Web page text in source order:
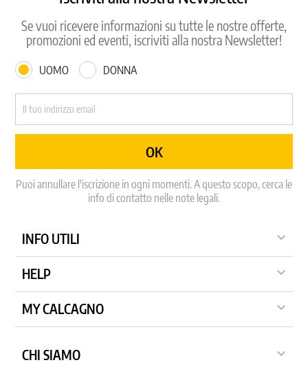
Se vuoi ricevere informazioni su tutte le nostre offerte,
promozioni ed eventi, iscriviti alla nostra Newsletter!
UOMO DONNA
Puoi annullare l'iscrizione in ogni momenti. A questo scopo, cerca le
info di contatto nelle note legali.
INFO UTILI 
HELP 
MY CALCAGNO 
CHI SIAMO 